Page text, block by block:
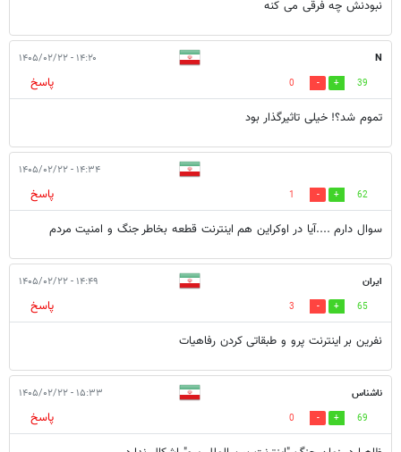
نبودنش چه فرقی می کنه
N ۱۴:۲۰ - ۱۴۰۵/۰۲/۲۲
39
0
پاسخ
تموم شد؟! خیلی تاثیرگذار بود
۱۴:۳۴ - ۱۴۰۵/۰۲/۲۲
62
1
پاسخ
سوال دارم ....آیا در اوکراین هم اینترنت قطعه بخاطر جنگ و امنیت مردم
ایران ۱۴:۴۹ - ۱۴۰۵/۰۲/۲۲
65
3
پاسخ
نفرین بر اینترنت پرو و طبقاتی کردن رفاهیات
ناشناس ۱۵:۳۳ - ۱۴۰۵/۰۲/۲۲
69
0
پاسخ